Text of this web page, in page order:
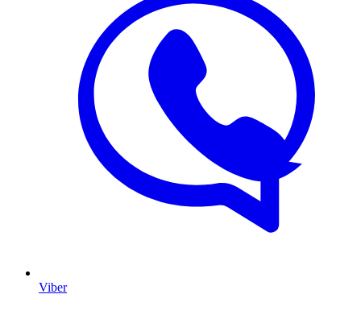
Viber